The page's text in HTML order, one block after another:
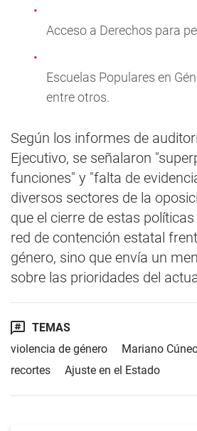
Acceso a Derechos para
Escuelas Populares en
entre otros.
Según los informes de
Ejecutivo, se señalaron
funciones" y "falta de
diversos sectores de la
que el cierre de estas
red de contención estatal
género, sino que envía un
sobre las prioridades del
TEMAS
violencia de género
Mariano
recortes
Ajuste en el Estado